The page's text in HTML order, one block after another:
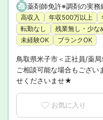
高収入 年収500万以上
転勤なし
残業無し・少な
未経験OK
ブランクOK
鳥取県米子市＜正社員/薬
ご相談可能な場合もござい
せくださいませ★
お気に入り